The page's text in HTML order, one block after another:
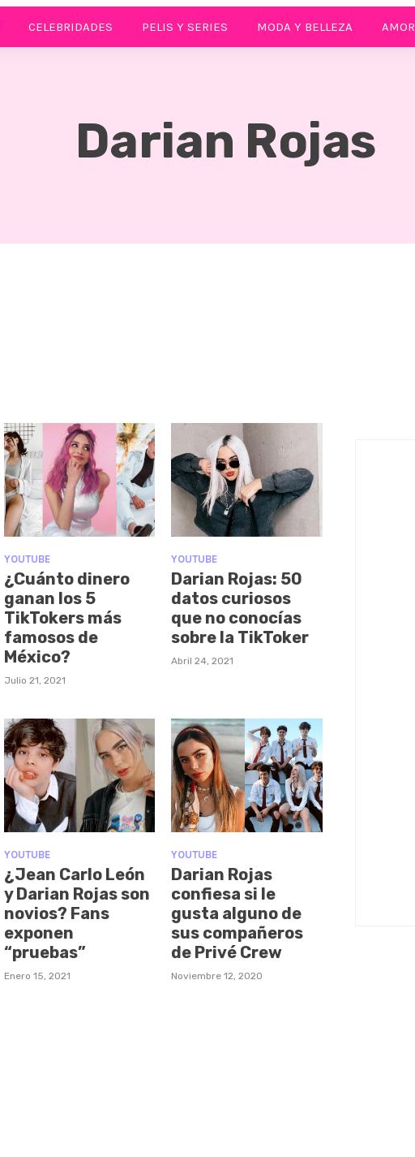
CELEBRIDADES PELIS Y SERIES MODA Y BELLEZA AMOR
Darian Rojas
YOUTUBE
¿Cuánto dinero
ganan los 5
TikTokers más
famosos de
México?
Julio 21, 2021
YOUTUBE
Darian Rojas: 50
datos curiosos
que no conocías
sobre la TikToker
Abril 24, 2021
YOUTUBE
¿Jean Carlo León
y Darian Rojas son
novios? Fans
exponen
“pruebas”
Enero 15, 2021
YOUTUBE
Darian Rojas
confiesa si le
gusta alguno de
sus compañeros
de Privé Crew
Noviembre 12, 2020